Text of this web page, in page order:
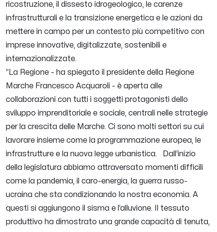
ricostruzione, il dissesto idrogeologico, le carenze
infrastrutturali e la transizione energetica e le azioni da
mettere in campo per un contesto più competitivo con
imprese innovative, digitalizzate, sostenibili e
internazionalizzate.
“ La Regione - ha spiegato il presidente della Regione
Marche Francesco Acquaroli - è aperta alle
collaborazioni con tutti i soggetti protagonisti dello
sviluppo imprenditoriale e sociale, centrali nelle strategie
per la crescita delle Marche. Ci sono molti settori su cui
lavorare insieme come la programmazione europea, le
infrastrutture e la nuova legge urbanistica. Dall’inizio
della legislatura abbiamo attraversato momenti difficili
come la pandemia, il caro-energia, la guerra russo-
ucraina che sta condizionando la nostra economia. A
questi si aggiungono il sisma e l’alluvione. Il tessuto
produttivo ha dimostrato una grande capacità di tenuta,